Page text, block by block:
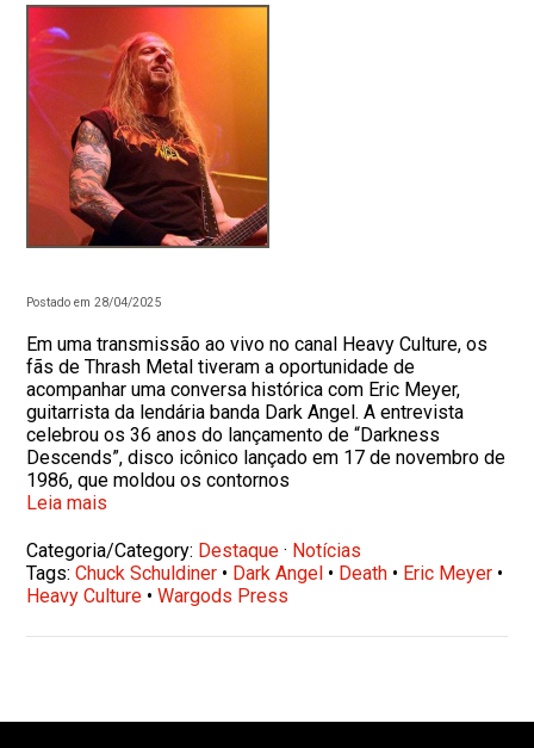
Postado em 28/04/2025
Em uma transmissão ao vivo no canal Heavy Culture, os
fãs de Thrash Metal tiveram a oportunidade de
acompanhar uma conversa histórica com Eric Meyer,
guitarrista da lendária banda Dark Angel. A entrevista
celebrou os 36 anos do lançamento de “Darkness
Descends”, disco icônico lançado em 17 de novembro de
1986, que moldou os contornos
Leia mais
Categoria/Category: Destaque · Notícias
Tags:Chuck Schuldiner • Dark Angel • Death • Eric Meyer •
Heavy Culture •Wargods Press